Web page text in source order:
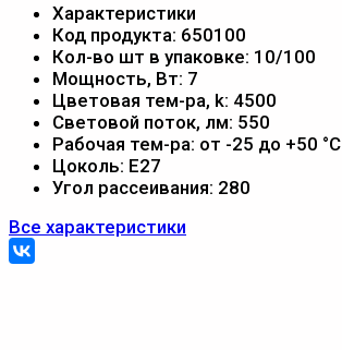
Характеристики
Код продукта: 650100
Кол-во шт в упаковке: 10/100
Мощность, Вт: 7
Цветовая тем-ра, k: 4500
Световой поток, лм: 550
Рабочая тем-ра: от -25 до +50 °С
Цоколь: Е27
Угол рассеивания: 280
Все характеристики